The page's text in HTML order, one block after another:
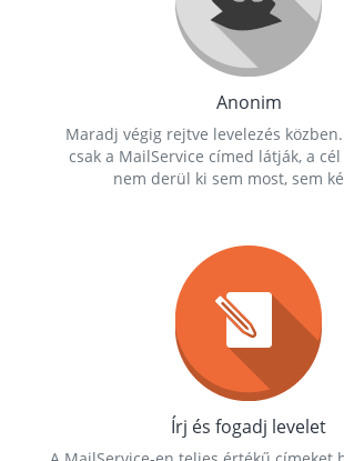
Anonim
Maradj végig rejtve levelezés
csak a MailService címed látják, a
nem derül ki sem most, sem
Írj és fogadj levelet